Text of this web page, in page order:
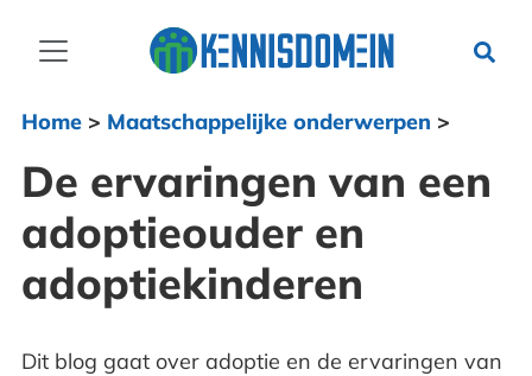
Home> Maatschappelijke onderwerpen >
De ervaringen van een
adoptieouder en
adoptiekinderen
Dit blog gaat over adoptie en de ervaringen van